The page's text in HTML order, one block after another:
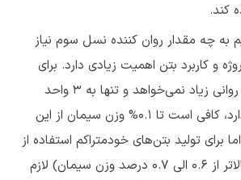
کند.
به چه مقدار روان کننده نسل سوم نیاز
و کاربرد بتن اهمیت زیادی دارد. برای
مثال اگر مصرف‌کننده، روانی زیاد نمی‌خواهد و تنها به 3 واحد
افزایش اسلامپ نیاز دارد، کافی است تا 0.1% وزن سیمان از این
برای تولید بتن‌های خودمتراکم استفاده از
روان‌ کننده‌ بیشتری (بالاتر از 0.6 الی 0.7 درصد وزن سیمان) لازم